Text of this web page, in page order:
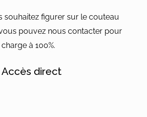
souhaitez figurer sur le couteau
pouvez nous contacter pour
à 100%.
direct